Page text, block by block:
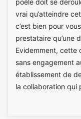
vrai qu’atteindre
c’est bien pour
prestataire qu’une
Evidemment, cette
sans engagement
établissement de
la collaboration qui